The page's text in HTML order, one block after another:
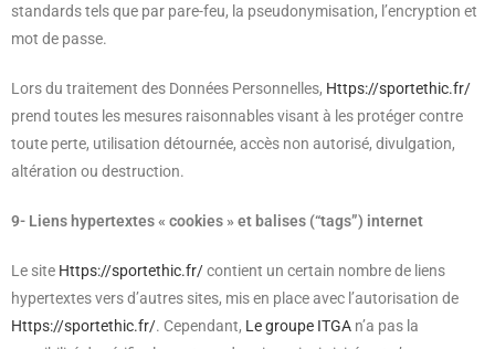
standards tels que par pare-feu, la pseudonymisation, l’encryption et
mot de passe.
Lors du traitement des Données Personnelles, Https://sportethic.fr/
prend toutes les mesures raisonnables visant à les protéger contre
toute perte, utilisation détournée, accès non autorisé, divulgation,
altération ou destruction.
9- Liens hypertextes « cookies » et balises (“tags”) internet
Le site Https://sportethic.fr/contient un certain nombre de liens
hypertextes vers d’autres sites, mis en place avec l’autorisation de
Https://sportethic.fr/. Cependant, Le groupe ITGA n’a pas la